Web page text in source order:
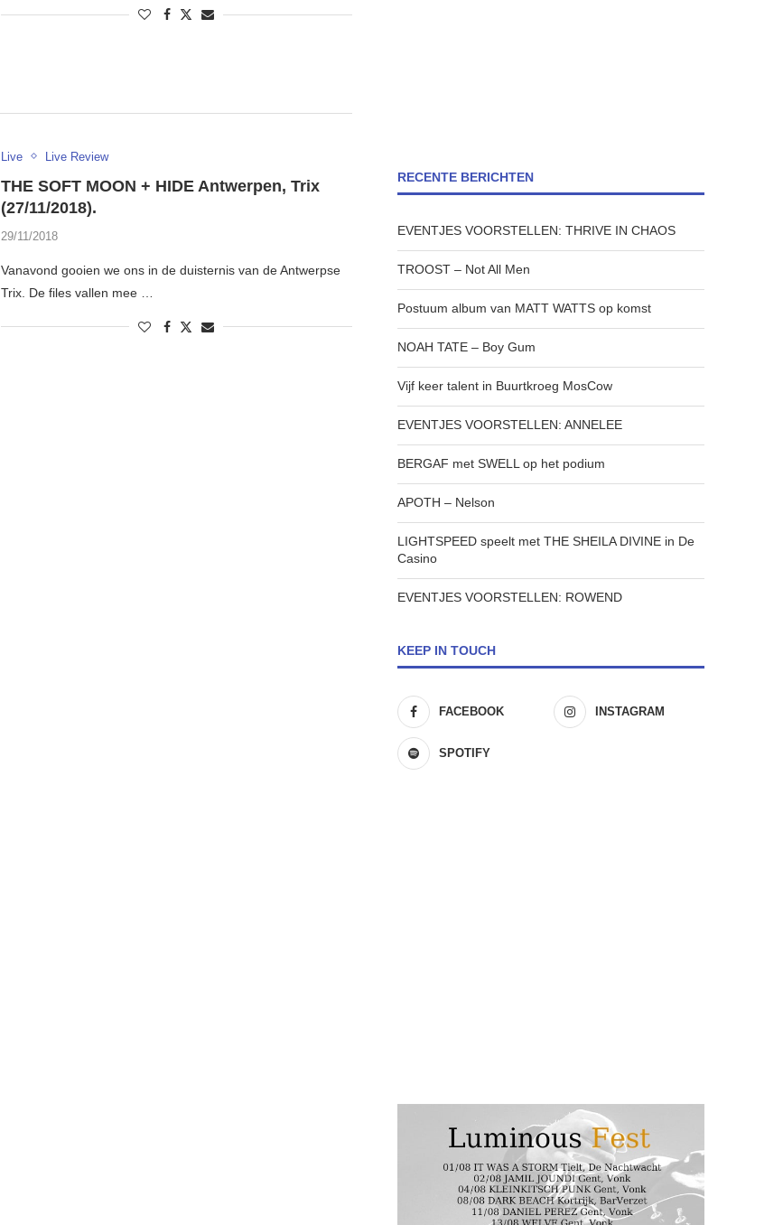
Live Live Review
THE SOFT MOON + HIDE Antwerpen, Trix
(27/11/2018).
29/11/2018
Vanavond gooien we ons in de duisternis van de Antwerpse
Trix. De files vallen mee …
RECENTE BERICHTEN
EVENTJES VOORSTELLEN: THRIVE IN CHAOS
TROOST – Not All Men
Postuum album van MATT WATTS op komst
NOAH TATE – Boy Gum
Vijf keer talent in Buurtkroeg MosCow
EVENTJES VOORSTELLEN: ANNELEE
BERGAF met SWELL op het podium
APOTH – Nelson
LIGHTSPEED speelt met THE SHEILA DIVINE in De
Casino
EVENTJES VOORSTELLEN: ROWEND
KEEP IN TOUCH
FACEBOOK INSTAGRAM
SPOTIFY